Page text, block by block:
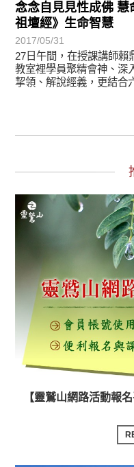
念念自見見性成佛
祖壇經》生命智慧
2017/05/31
27日午間，在授課講師賴
教室裡學員聚精會神、深
挈領、解說經義，更結合
【靈鷲山網路活動報